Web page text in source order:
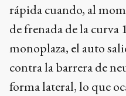
rápida cuando, al
de frenada de la
monoplaza, el auto
contra la barrera de
forma lateral, lo que